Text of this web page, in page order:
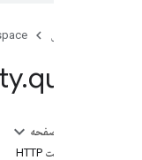
صفحه اصلی
.query
در این صفحه
درخواست HTTP